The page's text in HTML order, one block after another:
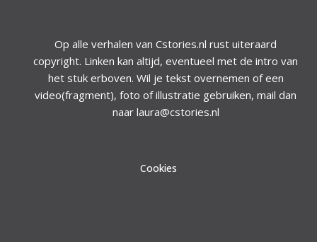
Op alle verhalen van Cstories.nl rust uiteraard
copyright. Linken kan altijd, eventueel met de intro van
het stuk erboven. Wil je tekst overnemen of een
video(fragment), foto of illustratie gebruiken, mail dan
naar laura@cstories.nl
Cookies